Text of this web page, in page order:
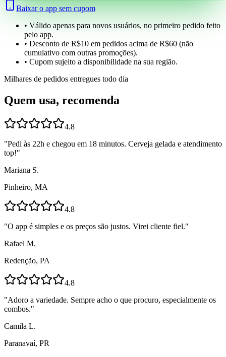
Baixar o app sem cupom
• Válido apenas para novos usuários, no primeiro pedido feito
pelo app.
• Desconto de R$10 em pedidos acima de R$60 (não
cumulativo com outras promoções).
• Cupom sujeito a disponibilidade na sua região.
Milhares de pedidos entregues todo dia
Quem usa, recomenda
4.8
"Pedi às 22h e chegou em 18 minutos. Cerveja gelada e atendimento
top!"
Mariana S.
Pinheiro, MA
4.8
"O app é simples e os preços são justos. Virei cliente fiel."
Rafael M.
Redenção, PA
4.8
"Adoro a variedade. Sempre acho o que procuro, especialmente os
combos."
Camila L.
Paranavaí, PR